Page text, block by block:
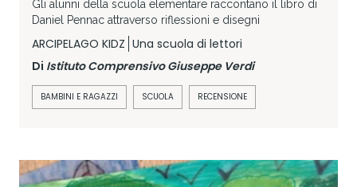
Gli alunni della scuola elementare raccontano il libro di
Daniel Pennac attraverso riflessioni e disegni
ARCIPELAGO KIDZ Una scuola di lettori
Di Istituto Comprensivo Giuseppe Verdi
BAMBINI E RAGAZZI SCUOLA RECENSIONE